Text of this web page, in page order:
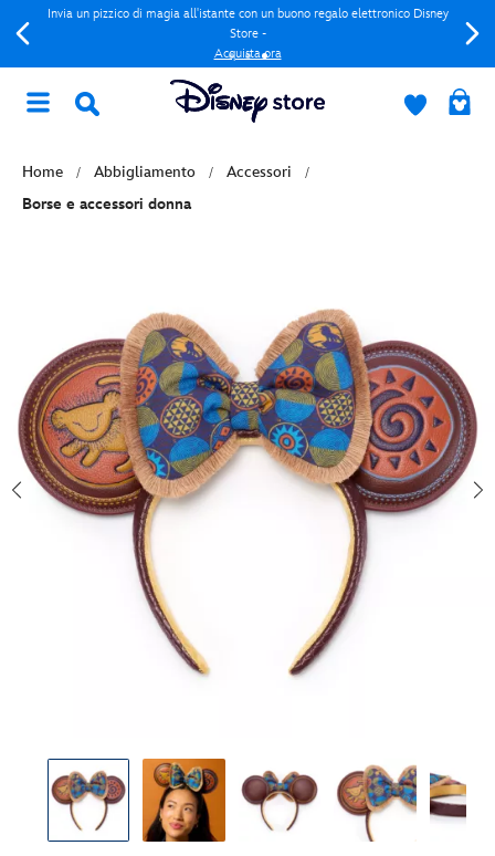
Invia un pizzico di magia all'istante con un buono regalo elettronico Disney
Store -
Acquista ora
Home Abbigliamento
Accessori
Borse e accessori donna